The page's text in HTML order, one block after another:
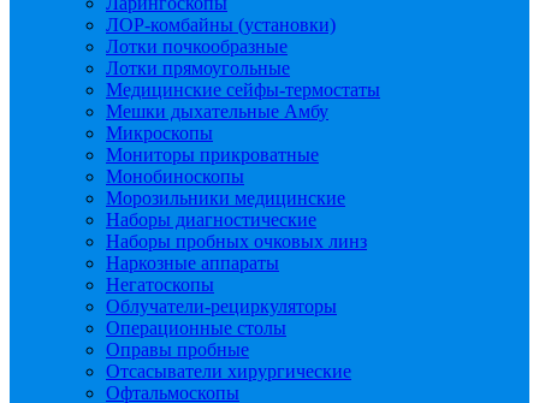
ЛОР-комбайны (установки)
Лотки почкообразные
Лотки прямоугольные
Медицинские сейфы-термостаты
Мешки дыхательные Амбу
Микроскопы
Мониторы прикроватные
Монобиноскопы
Морозильники медицинские
Наборы диагностические
Наборы пробных очковых линз
Наркозные аппараты
Негатоскопы
Облучатели-рециркуляторы
Операционные столы
Оправы пробные
Отсасыватели хирургические
Офтальмоскопы